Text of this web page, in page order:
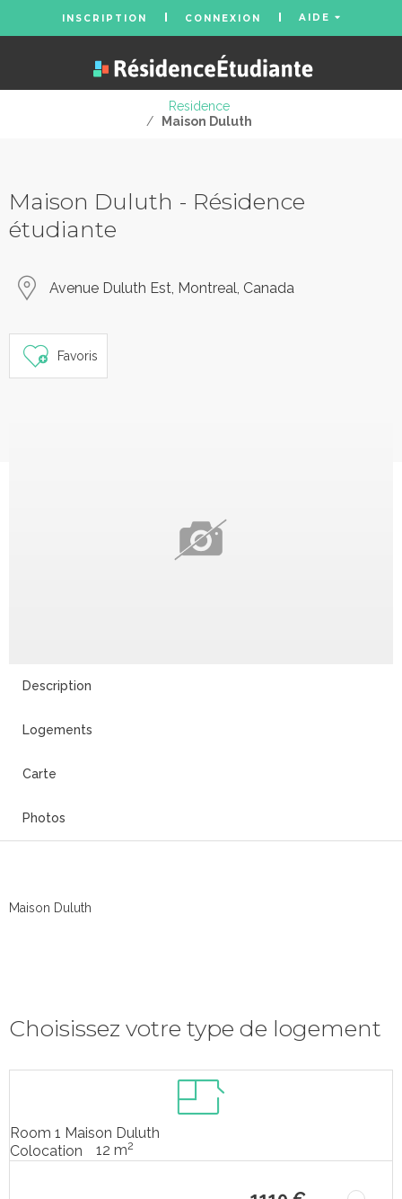
INSCRIPTION CONNEXION AIDE
Residence
/
Maison Duluth
Maison Duluth - Résidence
étudiante
Avenue Duluth Est, Montreal, Canada
Favoris
Description
Logements
Carte
Photos
Maison Duluth
Choisissez votre type de logement
Room 1 Maison Duluth
Colocation
12 m2